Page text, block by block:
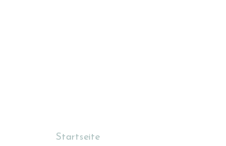
Startseite